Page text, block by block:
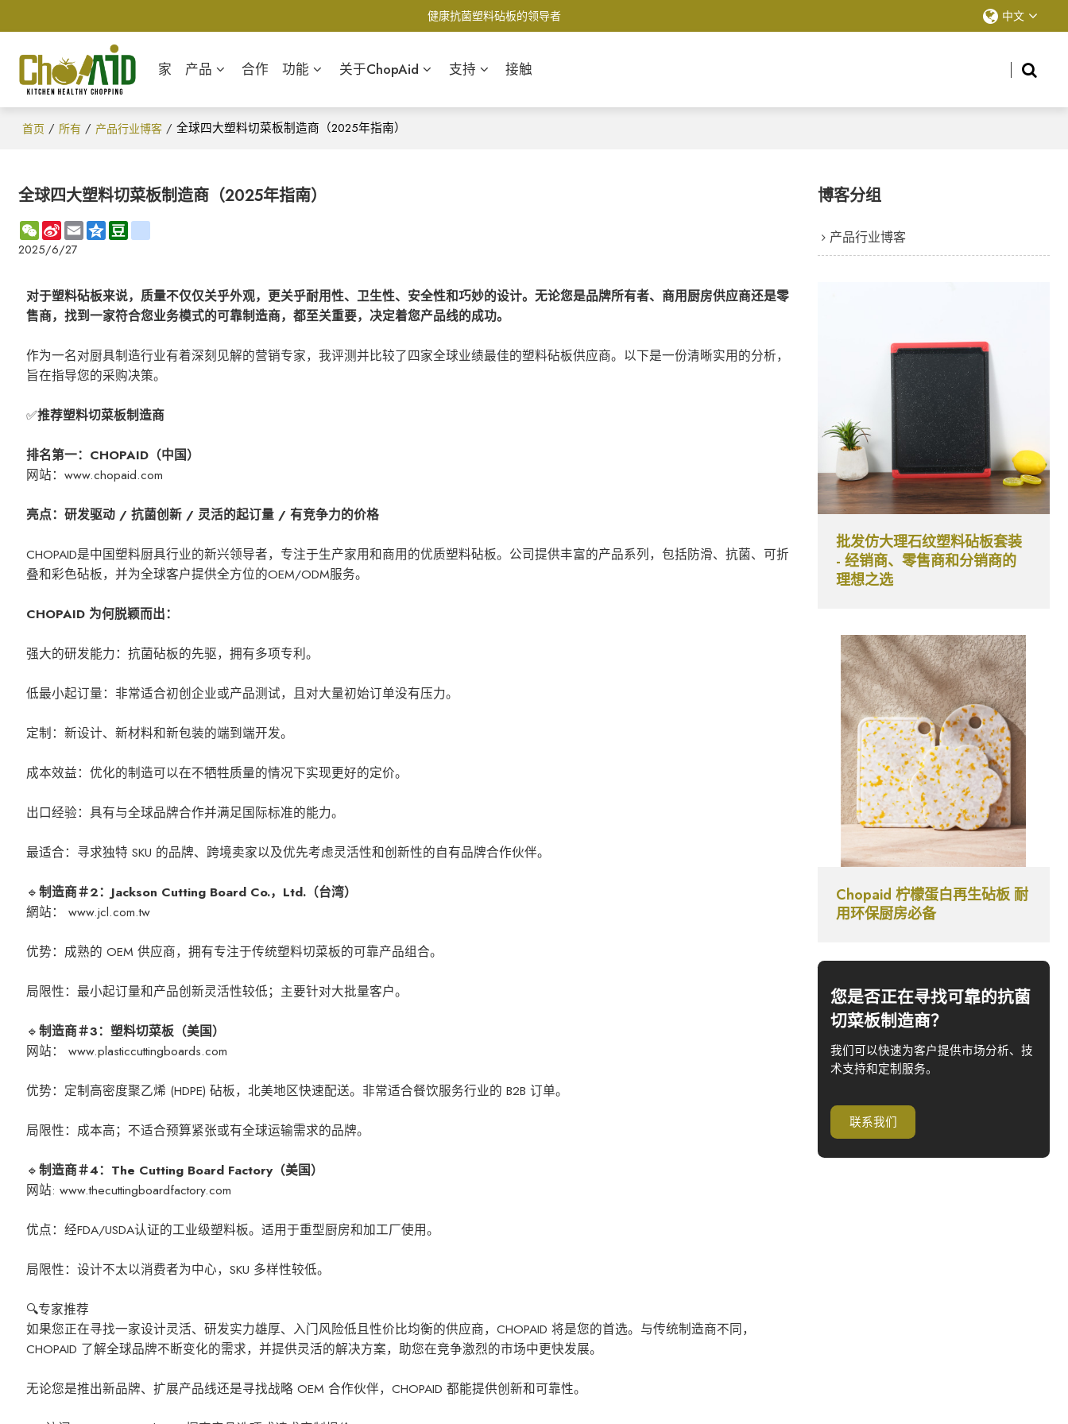
健康抗菌塑料砧板的领导者 中文
家 产品 合作 功能 关于ChopAid 支持 接触
首页 / 所有 / 产品行业博客 / 全球四大塑料切菜板制造商（2025年指南）
全球四大塑料切菜板制造商（2025年指南）
WeChat
Sina
Weibo
EmailQzoneDouban
2025/6/27
对于塑料砧板来说，质量不仅仅关乎外观，更关乎耐用性、卫生性、安全性和巧妙的设计。无论您是品牌所有者、商用厨房供应商还是零
售商，找到一家符合您业务模式的可靠制造商，都至关重要，决定着您产品线的成功。
作为一名对厨具制造行业有着深刻见解的营销专家，我评测并比较了四家全球业绩最佳的塑料砧板供应商。以下是一份清晰实用的分析，
旨在指导您的采购决策。
✅推荐塑料切菜板制造商
排名第一：CHOPAID（中国）
网站：www.chopaid.com
亮点：研发驱动 / 抗菌创新 / 灵活的起订量 / 有竞争力的价格
CHOPAID是中国塑料厨具行业的新兴领导者，专注于生产家用和商用的优质塑料砧板。公司提供丰富的产品系列，包括防滑、抗菌、可折
叠和彩色砧板，并为全球客户提供全方位的OEM/ODM服务。
CHOPAID 为何脱颖而出：
强大的研发能力：抗菌砧板的先驱，拥有多项专利。
低最小起订量：非常适合初创企业或产品测试，且对大量初始订单没有压力。
定制：新设计、新材料和新包装的端到端开发。
成本效益：优化的制造可以在不牺牲质量的情况下实现更好的定价。
出口经验：具有与全球品牌合作并满足国际标准的能力。
最适合：寻求独特 SKU 的品牌、跨境卖家以及优先考虑灵活性和创新性的自有品牌合作伙伴。
🔹制造商＃2：Jackson Cutting Board Co.，Ltd.（台湾）
網站： www.jcl.com.tw
优势：成熟的 OEM 供应商，拥有专注于传统塑料切菜板的可靠产品组合。
局限性：最小起订量和产品创新灵活性较低；主要针对大批量客户。
🔹制造商＃3：塑料切菜板（美国）
网站： www.plasticcuttingboards.com
优势：定制高密度聚乙烯 (HDPE) 砧板，北美地区快速配送。非常适合餐饮服务行业的 B2B 订单。
局限性：成本高；不适合预算紧张或有全球运输需求的品牌。
🔹制造商＃4：The Cutting Board Factory（美国）
网站: www.thecuttingboardfactory.com
优点：经FDA/USDA认证的工业级塑料板。适用于重型厨房和加工厂使用。
局限性：设计不太以消费者为中心，SKU 多样性较低。
🔍专家推荐
如果您正在寻找一家设计灵活、研发实力雄厚、入门风险低且性价比均衡的供应商，CHOPAID 将是您的首选。与传统制造商不同，
CHOPAID 了解全球品牌不断变化的需求，并提供灵活的解决方案，助您在竞争激烈的市场中更快发展。
无论您是推出新品牌、扩展产品线还是寻找战略 OEM 合作伙伴，CHOPAID 都能提供创新和可靠性。
博客分组
产品行业博客
批发仿大理石纹塑料砧板套装
- 经销商、零售商和分销商的
理想之选
Chopaid 柠檬蛋白再生砧板 耐
用环保厨房必备
您是否正在寻找可靠的抗菌
切菜板制造商？
我们可以快速为客户提供市场分析、技
术支持和定制服务。
联系我们